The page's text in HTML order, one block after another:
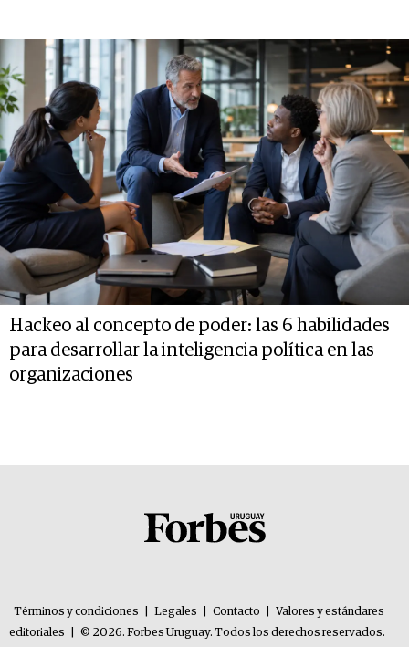
Hackeo al concepto de poder: las 6 habilidades
para desarrollar la inteligencia política en las
organizaciones
Términos y condiciones Legales Contacto
Valores y estándares
editoriales
© 2026. Forbes Uruguay. Todos los derechos reservados.